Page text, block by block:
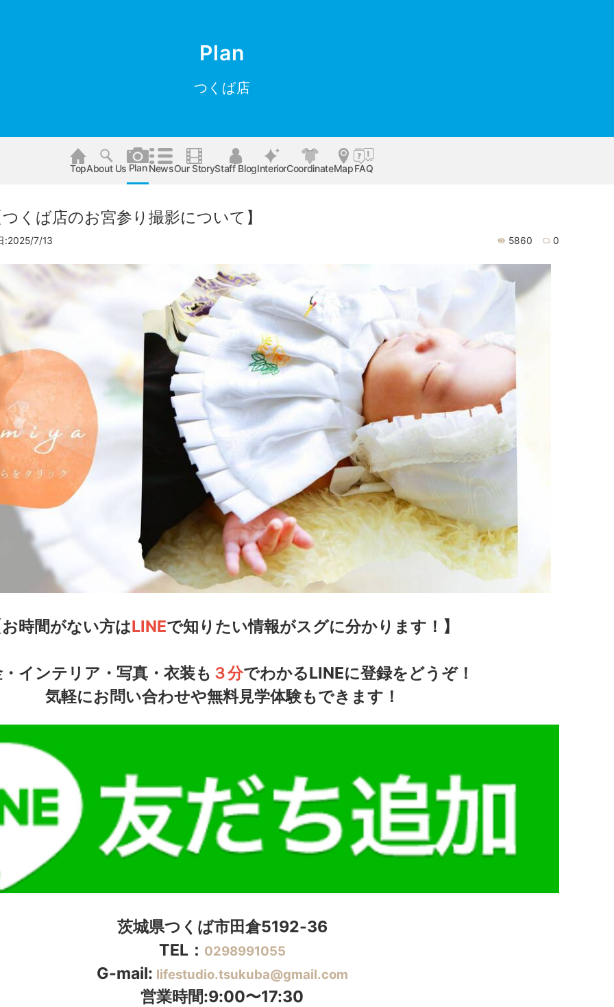
Plan
つくば店
TopAbout Us Plan NewsOur StoryStaff BlogInteriorCoordinateMapFAQ
くば店のお宮参り撮影について】
7/13 5860 0
時間がない方はLINEで知りたい情報がスグに分かります！】
インテリア・写真・衣装も ３分でわかるLINEに登録をどうぞ！
気軽にお問い合わせや無料見学体験もできます！
茨城県つくば市田倉5192-36
TEL： 0298991055
G-mail: lifestudio.tsukuba@gmail.com
営業時間:9:00〜17:30